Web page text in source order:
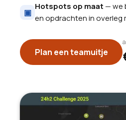
▣
Hotspots op maat — we
en opdrachten in
Plan een teamuitje